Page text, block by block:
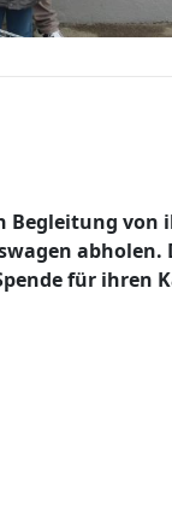
Begleitung von
abholen.
für ihren